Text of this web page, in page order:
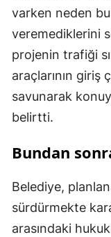
varken neden
veremediklerini
projenin trafiği
araçlarının giriş
savunarak
belirtti.
Bundan
Belediye,
sürdürmekte
arasındaki